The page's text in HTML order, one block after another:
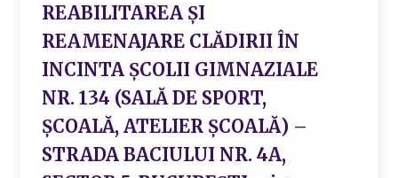
REABILITAREA ȘI
REAMENAJARE CLĂDIRII ÎN
INCINTA ȘCOLII GIMNAZIALE
NR. 134 (SALĂ DE SPORT,
ȘCOALĂ, ATELIER ȘCOALĂ) –
STRADA BACIULUI NR. 4A,